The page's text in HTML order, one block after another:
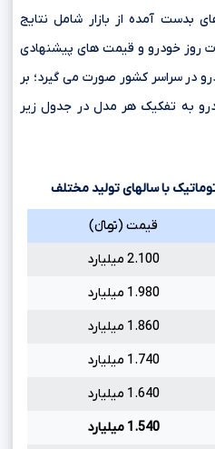
بدست آمده از بازار شامل نتایج
روز خودرو و قیمت های پیشنهادی
در سراسر کشور صورت می گیرد؛ بر
به تفکیک هر مدل در جدول زیر
با سالهای تولید مختلف
قیمت (تومانءءء)
2.100 میلیارد
1.980 میلیارد
1.860 میلیارد
1.740 میلیارد
1.640 میلیارد
1.540 میلیارد